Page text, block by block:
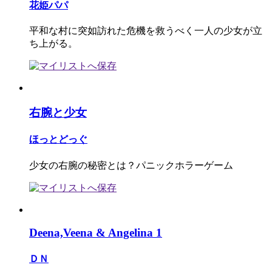
花姫パパ
平和な村に突如訪れた危機を救うべく一人の少女が立
ち上がる。
右腕と少女
ほっとどっぐ
少女の右腕の秘密とは？パニックホラーゲーム
Deena,Veena & Angelina 1
ＤＮ